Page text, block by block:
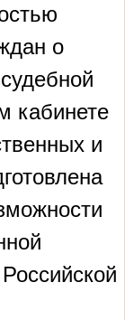
о
кабинете
и